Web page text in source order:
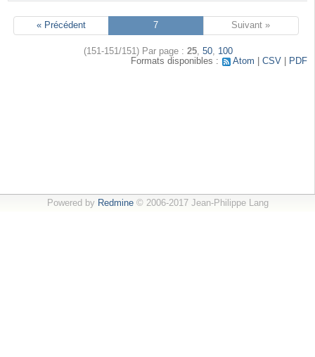
« Précédent 7 Suivant »
(151-151/151) Par page : 25, 50, 100
Formats disponibles :
Atom CSV PDF
Powered by Redmine© 2006-2017 Jean-Philippe Lang